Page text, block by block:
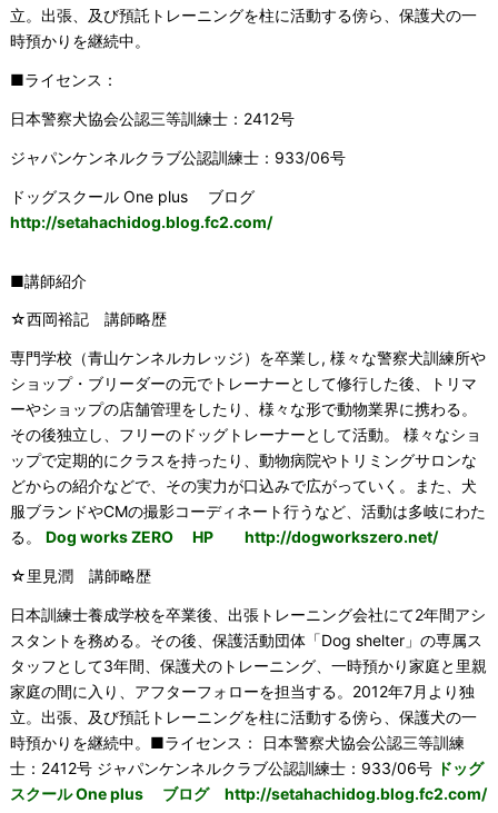
立。出張、及び預託トレーニングを柱に活動する傍ら、保護犬の一
時預かりを継続中。
■ライセンス：
日本警察犬協会公認三等訓練士：2412号
ジャパンケンネルクラブ公認訓練士：933/06号
ドッグスクール One plus ブログ
http://setahachidog.blog.fc2.com/
■講師紹介
☆西岡裕記 講師略歴
専門学校（青山ケンネルカレッジ）を卒業し, 様々な警察犬訓練所や
ショップ・ブリーダーの元でトレーナーとして修行した後、トリマ
ーやショップの店舗管理をしたり、様々な形で動物業界に携わる。
その後独立し、フリーのドッグトレーナーとして活動。 様々なショ
ップで定期的にクラスを持ったり、動物病院やトリミングサロンな
どからの紹介などで、その実力が口込みで広がっていく。また、犬
服ブランドやCMの撮影コーディネート行うなど、活動は多岐にわた
る。 Dog works ZERO HP http://dogworkszero.net/
☆里見潤 講師略歴
日本訓練士養成学校を卒業後、出張トレーニング会社にて2年間アシ
スタントを務める。その後、保護活動団体「Dog shelter」の専属ス
タッフとして3年間、保護犬のトレーニング、一時預かり家庭と里親
家庭の間に入り、アフターフォローを担当する。2012年7月より独
立。出張、及び預託トレーニングを柱に活動する傍ら、保護犬の一
時預かりを継続中。■ライセンス： 日本警察犬協会公認三等訓練
士：2412号 ジャパンケンネルクラブ公認訓練士：933/06号 ドッグ
スクール One plus ブログ http://setahachidog.blog.fc2.com/